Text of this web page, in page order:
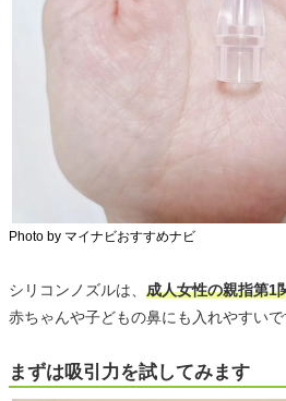
Photo by マイナビおすすめナビ
シリコンノズルは、 成人女性の親指第1
赤ちゃんや子どもの鼻にも入れやすいで
まずは吸引力を試してみます